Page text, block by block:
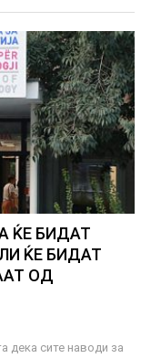
ЌЕ БИДАТ
ЌЕ БИДАТ
ОД
дека сите наводи за